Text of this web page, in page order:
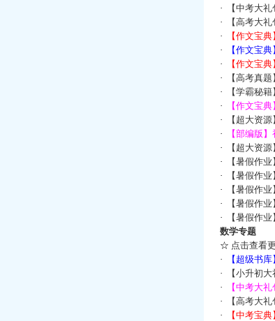
·
【中考大
·
【高考大
·
【作文宝
·
【作文宝
·
【作文宝
·
【高考真
·
【学霸秘
·
【作文宝
·
【超大资
·
【部编版
·
【超大资
·
【暑假作
·
【暑假作
·
【暑假作
·
【暑假作
·
【暑假作
数学专题
☆ 点击查看
·
【超级书
·
【小升初
·
【中考大
·
【高考大
·
【中考宝